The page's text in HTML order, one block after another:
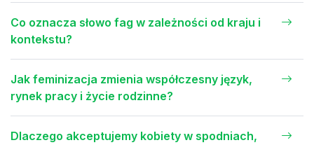
Co oznacza słowo fag w zależności od kraju i
kontekstu?
Jak feminizacja zmienia współczesny język,
rynek pracy i życie rodzinne?
Dlaczego akceptujemy kobiety w spodniach,